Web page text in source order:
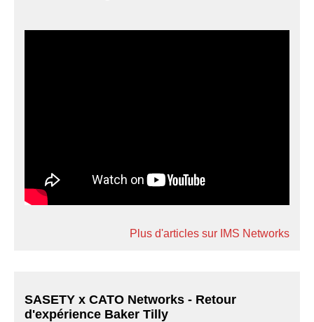
Plus d'articles sur IMS Networks
SASETY x CATO Networks - Retour
d'expérience Baker Tilly